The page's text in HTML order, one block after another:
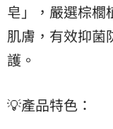
皂」，嚴選棕櫚
肌膚，有效抑菌
護。
💡產品特色：